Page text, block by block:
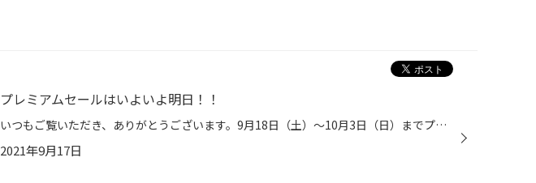
プレミアムセールはいよいよ明日！！
いつもご覧いただき、ありがとうございます。9月18日（土）～10月3日（日）までプレミアムセール開催いたします。お得な商品が盛りだくさん！！タイヤお見積り無料です。お気軽に、ご来店ください！！
2021年9月17日